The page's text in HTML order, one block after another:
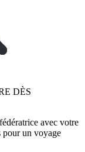
DÈS
avec votre
pour un voyage